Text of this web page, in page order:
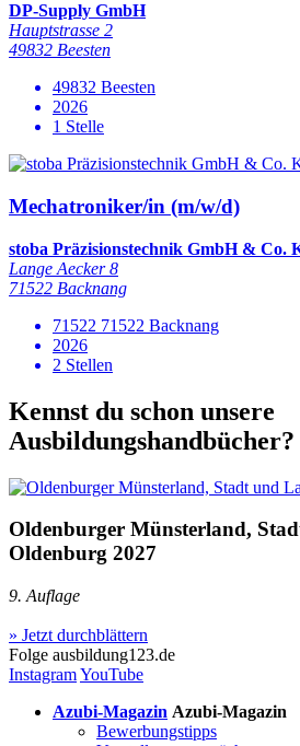
DP-Supply GmbH
Hauptstrasse 2
49832 Beesten
49832 Beesten
2026
1 Stelle
Mechatroniker/in (m/w/d)
stoba Präzisionstechnik GmbH & Co.
Lange Aecker 8
71522 Backnang
71522 71522 Backnang
2026
2 Stellen
Kennst du schon unsere
Ausbildungshandbücher?
Oldenburger Münsterland,
Oldenburg 2027
9. Auflage
» Jetzt durchblättern
Folge ausbildung123.de
InstagramYouTube
Azubi-Magazin Azubi-Magazin
Bewerbungstipps